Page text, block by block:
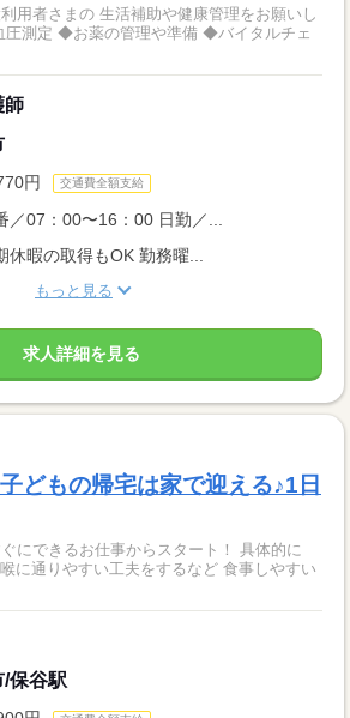
用者さまの 生活補助や健康管理をお願いし
師
円 交通費全額支給
／07：00〜16：00 日勤／...
暇の取得もOK 勤務曜...
もっと見る
求人詳細を見る
どもの帰宅は家で迎える♪1日
きるお仕事からスタート！ 具体的に
保谷駅